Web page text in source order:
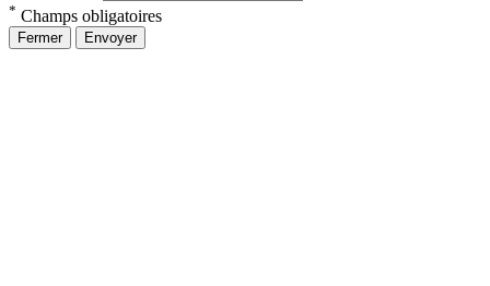
* Champs obligatoires
Fermer Envoyer